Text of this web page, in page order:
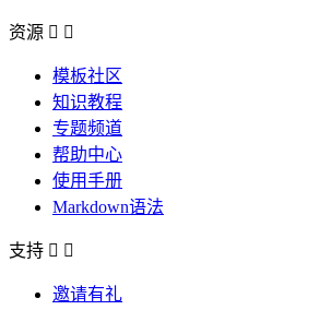
资源  
模板社区
知识教程
专题频道
帮助中心
使用手册
Markdown语法
支持  
邀请有礼